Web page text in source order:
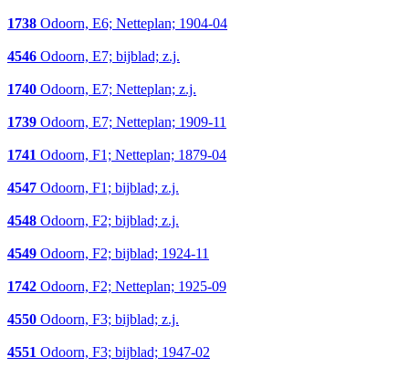
1738 Odoorn, E6; Netteplan; 1904-04
4546 Odoorn, E7; bijblad; z.j.
1740 Odoorn, E7; Netteplan; z.j.
1739 Odoorn, E7; Netteplan; 1909-11
1741 Odoorn, F1; Netteplan; 1879-04
4547 Odoorn, F1; bijblad; z.j.
4548 Odoorn, F2; bijblad; z.j.
4549 Odoorn, F2; bijblad; 1924-11
1742 Odoorn, F2; Netteplan; 1925-09
4550 Odoorn, F3; bijblad; z.j.
4551 Odoorn, F3; bijblad; 1947-02